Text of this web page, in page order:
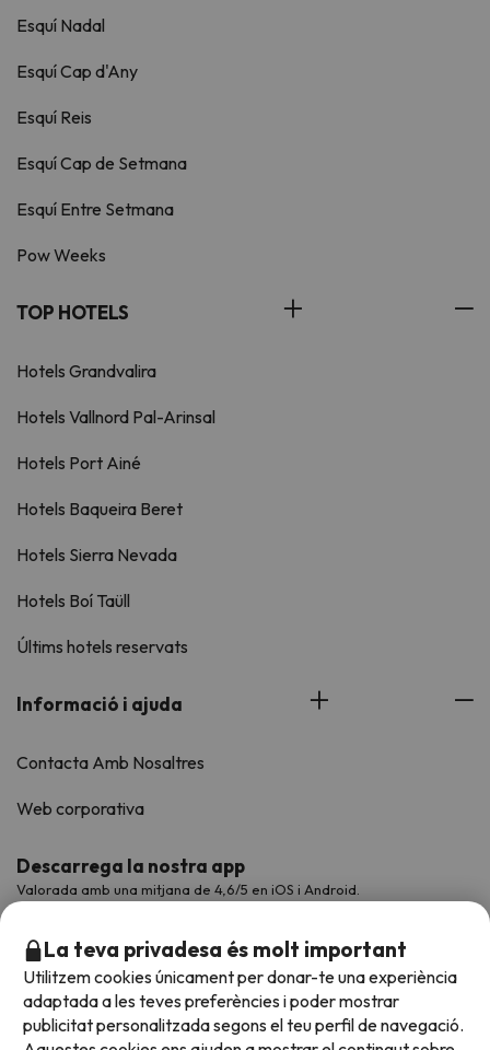
Esquí Nadal
Esquí Cap d'Any
Esquí Reis
Esquí Cap de Setmana
Esquí Entre Setmana
Pow Weeks
TOP HOTELS
Hotels Grandvalira
Hotels Vallnord Pal-Arinsal
Hotels Port Ainé
Hotels Baqueira Beret
Hotels Sierra Nevada
Hotels Boí Taüll
Últims hotels reservats
Informació i ajuda
Contacta Amb Nosaltres
Web corporativa
Descarrega la nostra app
Valorada amb una mitjana de 4,6/5 en iOS i Android.
La teva privadesa és molt important
Utilitzem cookies únicament per donar-te una experiència
adaptada a les teves preferències i poder mostrar
publicitat personalitzada segons el teu perfil de navegació.